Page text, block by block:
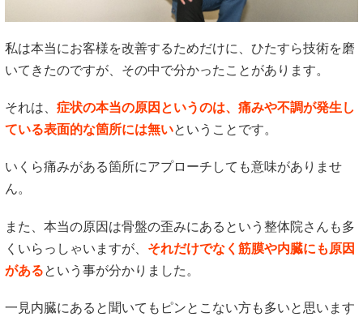
私は本当にお客様を改善するためだけに、ひたすら技術を磨
いてきたのですが、その中で分かったことがあります。
それは、 症状の本当の原因というのは、痛みや不調が発生し
ている表面的な箇所には無いということです。
いくら痛みがある箇所にアプローチしても意味がありませ
ん。
また、本当の原因は骨盤の歪みにあるという整体院さんも多
くいらっしゃいますが、 それだけでなく筋膜や内臓にも原因
があるという事が分かりました。
一見内臓にあると聞いてもピンとこない方も多いと思います